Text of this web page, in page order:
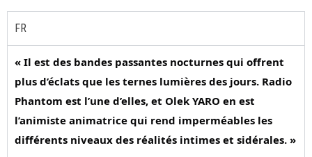
FR
« Il est des bandes passantes nocturnes qui offrent
plus d’éclats que les ternes lumières des jours. Radio
Phantom est l’une d’elles, et Olek YARO en est
l’animiste animatrice qui rend imperméables les
différents niveaux des réalités intimes et sidérales. »